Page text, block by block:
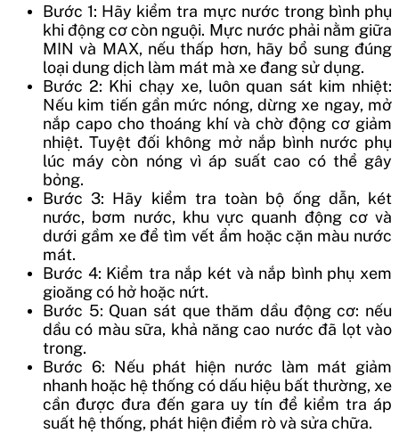
Bước 1: Hãy kiểm tra mực nước trong bình phụ
khi động cơ còn nguội. Mực nước phải nằm giữa
MIN và MAX, nếu thấp hơn, hãy bổ sung đúng
loại dung dịch làm mát mà xe đang sử dụng.
Bước 2: Khi chạy xe, luôn quan sát kim nhiệt:
Nếu kim tiến gần mức nóng, dừng xe ngay, mở
nắp capo cho thoáng khí và chờ động cơ giảm
nhiệt. Tuyệt đối không mở nắp bình nước phụ
lúc máy còn nóng vì áp suất cao có thể gây
bỏng.
Bước 3: Hãy kiểm tra toàn bộ ống dẫn, két
nước, bơm nước, khu vực quanh động cơ và
dưới gầm xe để tìm vết ẩm hoặc cặn màu nước
mát.
Bước 4: Kiểm tra nắp két và nắp bình phụ xem
gioăng có hở hoặc nứt.
Bước 5: Quan sát que thăm dầu động cơ: nếu
dầu có màu sữa, khả năng cao nước đã lọt vào
trong.
Bước 6: Nếu phát hiện nước làm mát giảm
nhanh hoặc hệ thống có dấu hiệu bất thường, xe
cần được đưa đến gara uy tín để kiểm tra áp
suất hệ thống, phát hiện điểm rò và sửa chữa.